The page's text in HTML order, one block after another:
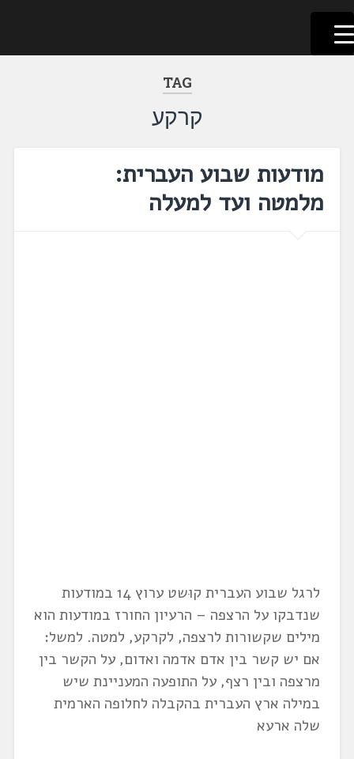
דלג
לתוכן
לשוניאדה
עברית. לשון. שפה
TAG
קרקע
מודעות שבוע העברית:
מלמטה ועד למעלה
לרגל שבוע העברית קוּשט ערוץ 14 במודעות
שנדבקו על הרצפה – הרעיון החורז במודעות הוא
מילים שקשורות לרצפה, לקרקע, למטה. למשל:
אם יש קשר בין אדם אדמה ואדום, על הקשר בין
מרצפה ובין רצף, על התופעה המעניינת שיש
במילה ארץ העברית בהקבלה לחלופה הארמית
שלה ארעא